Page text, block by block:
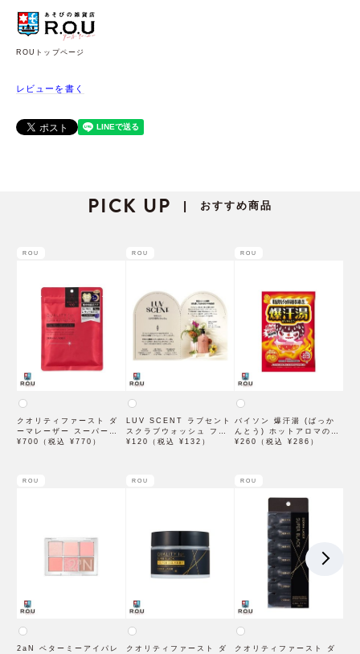
ROUトップページ
レビューを書く
PICK UP | おすすめ商品
ROU
クオリティファースト ダ
ーマレーザー スーパーレ
チノール100マスク 7枚入
¥700（税込 ¥770）
ROU
LUV SCENT ラブセント
スクラブウォッシュ フラ
ワーマーケット トライア
¥120（税込 ¥132）
ROU
バイソン 爆汗湯 (ばっか
んとう) ホットアロマの香
り 60g 入浴剤
¥260（税込 ¥286）
ROU
2aN ベターミーアイパレ
ROU
クオリティファースト ダ
ROU
クオリティファースト ダ